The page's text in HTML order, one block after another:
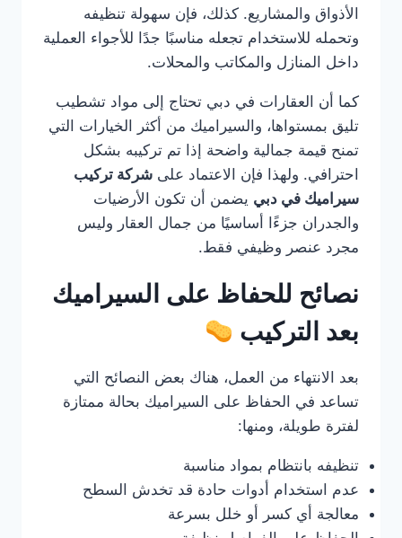
الأذواق والمشاريع. كذلك، فإن سهولة تنظيفه
وتحمله للاستخدام تجعله مناسبًا جدًا للأجواء العملية
داخل المنازل والمكاتب والمحلات.
كما أن العقارات في دبي تحتاج إلى مواد تشطيب
تليق بمستواها، والسيراميك من أكثر الخيارات التي
تمنح قيمة جمالية واضحة إذا تم تركيبه بشكل
احترافي. ولهذا فإن الاعتماد على شركة تركيب
سيراميك في دبي يضمن أن تكون الأرضيات
والجدران جزءًا أساسيًا من جمال العقار وليس
مجرد عنصر وظيفي فقط.
نصائح للحفاظ على السيراميك
بعد التركيب
بعد الانتهاء من العمل، هناك بعض النصائح التي
تساعد في الحفاظ على السيراميك بحالة ممتازة
لفترة طويلة، ومنها:
تنظيفه بانتظام بمواد مناسبة
عدم استخدام أدوات حادة قد تخدش السطح
معالجة أي كسر أو خلل بسرعة